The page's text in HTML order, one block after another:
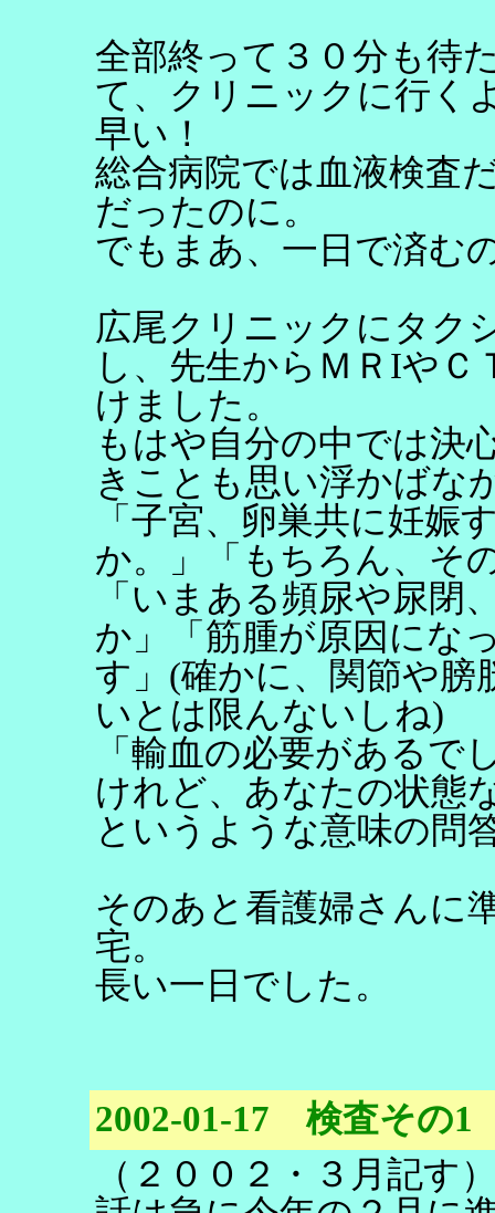
全部終って３０分も待
て、クリニックに行く
早い！
総合病院では血液検査
だったのに。
でもまあ、一日で済む
広尾クリニックにタク
し、先生からＭＲIや
けました。
もはや自分の中では決
きことも思い浮かばな
「子宮、卵巣共に妊娠
か。」「もちろん、そ
「いまある頻尿や尿閉
か」「筋腫が原因にな
す」(確かに、関節や膀
いとは限んないしね)
「輸血の必要があるで
けれど、あなたの状態
というような意味の問
そのあと看護婦さんに
宅。
長い一日でした。
2002-01-17 検査その1
（２００２・３月記す